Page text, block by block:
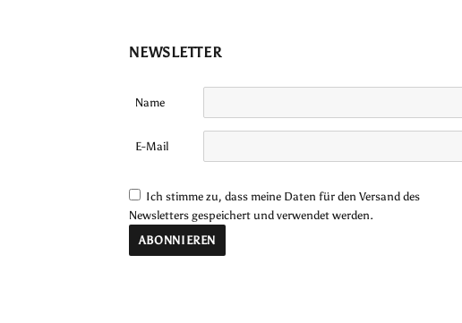
NEWSLETTER
Name
E-Mail
Ich stimme zu, dass meine Daten für den Versand des
Newsletters gespeichert und verwendet werden.